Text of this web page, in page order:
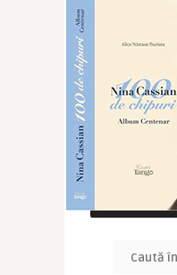
CAUTĂ ÎN SITE